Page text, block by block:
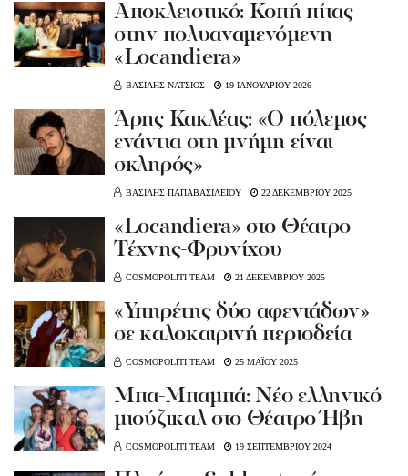
Αποκλειστικό: Κοπή πίτας
στην πολυαναμενόμενη
«Locandiera»
ΒΑΣΙΛΗΣ ΝΑΤΣΙΟΣ 19 ΙΑΝΟΥΑΡΙΟΥ 2026
Άρης Κακλέας: «Ο πόλεμος
ενάντια στη μνήμη είναι
σκληρός»
ΒΑΣΙΛΗΣ ΠΑΠΑΒΑΣΙΛΕΙΟΥ 22 ΔΕΚΕΜΒΡΙΟΥ 2025
«Locandiera» στο Θέατρο
Τέχνης-Φρυνίχου
COSMOPOLITI TEAM 21 ΔΕΚΕΜΒΡΙΟΥ 2025
«Υπηρέτης δύο αφεντάδων»
σε καλοκαιρινή περιοδεία
COSMOPOLITI TEAM 25 ΜΑΪΟΥ 2025
Μπα-Μπαμπά: Νέο ελληνικό
μιούζικαλ στο Θέατρο Ήβη
COSMOPOLITI TEAM 19 ΣΕΠΤΕΜΒΡΙΟΥ 2024